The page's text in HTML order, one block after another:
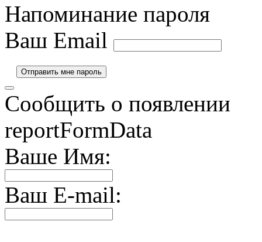
Напоминание пароля
Ваш Email
Сообщить о появлении
reportFormData
Ваше Имя:
Ваш E-mail: